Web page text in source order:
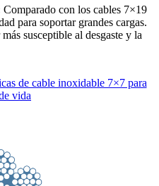
Comparado con los cables 7×19
para soportar grandes cargas.
más susceptible al desgaste y la
de cable inoxidable 7×7 para
vida